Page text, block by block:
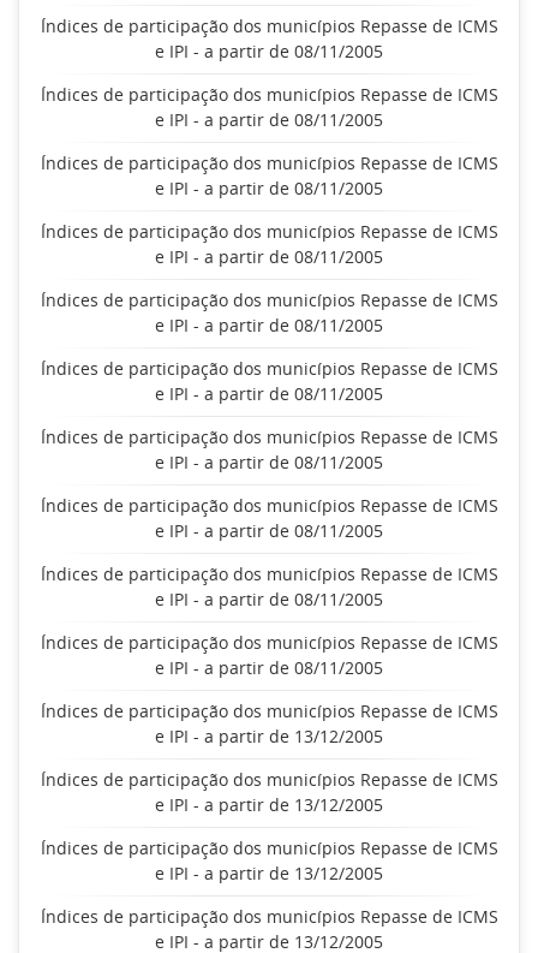
Índices de participação dos municípios Repasse de ICMS
e IPI - a partir de 08/11/2005
Índices de participação dos municípios Repasse de ICMS
e IPI - a partir de 08/11/2005
Índices de participação dos municípios Repasse de ICMS
e IPI - a partir de 08/11/2005
Índices de participação dos municípios Repasse de ICMS
e IPI - a partir de 08/11/2005
Índices de participação dos municípios Repasse de ICMS
e IPI - a partir de 08/11/2005
Índices de participação dos municípios Repasse de ICMS
e IPI - a partir de 08/11/2005
Índices de participação dos municípios Repasse de ICMS
e IPI - a partir de 08/11/2005
Índices de participação dos municípios Repasse de ICMS
e IPI - a partir de 08/11/2005
Índices de participação dos municípios Repasse de ICMS
e IPI - a partir de 08/11/2005
Índices de participação dos municípios Repasse de ICMS
e IPI - a partir de 08/11/2005
Índices de participação dos municípios Repasse de ICMS
e IPI - a partir de 13/12/2005
Índices de participação dos municípios Repasse de ICMS
e IPI - a partir de 13/12/2005
Índices de participação dos municípios Repasse de ICMS
e IPI - a partir de 13/12/2005
Índices de participação dos municípios Repasse de ICMS
e IPI - a partir de 13/12/2005